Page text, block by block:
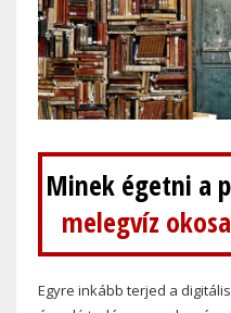
Minek égetni a
melegvíz
Egyre inkább terjed a